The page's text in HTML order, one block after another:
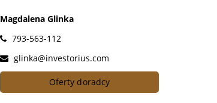
Magdalena Glinka
793-563-112
glinka@investorius.com
Oferty doradcy